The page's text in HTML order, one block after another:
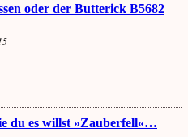
oder der Butterick B5682
du es willst »Zauberfell«…